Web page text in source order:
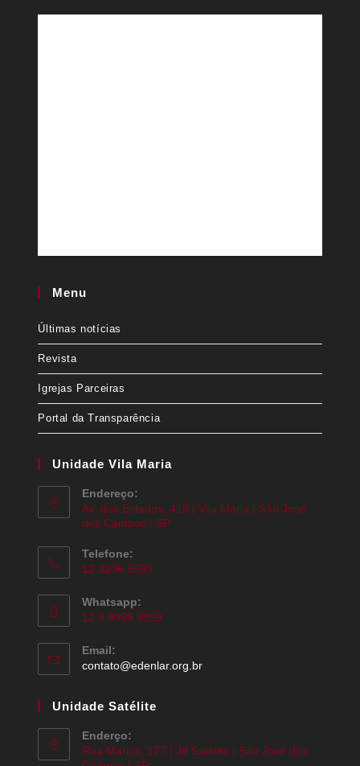
Menu
Últimas notícias
Revista
Igrejas Parceiras
Portal da Transparência
Unidade Vila Maria
Endereço:
Av. dos Estados, 418 | Vila Maria | São José
dos Campos | SP
Telefone:
12 3206 9999
Whatsapp:
12 9 9999 9999
Email:
contato@edenlar.org.br
Unidade Satélite
Enderço:
Rua Maricá, 177 | Jd Satélite | São José dos